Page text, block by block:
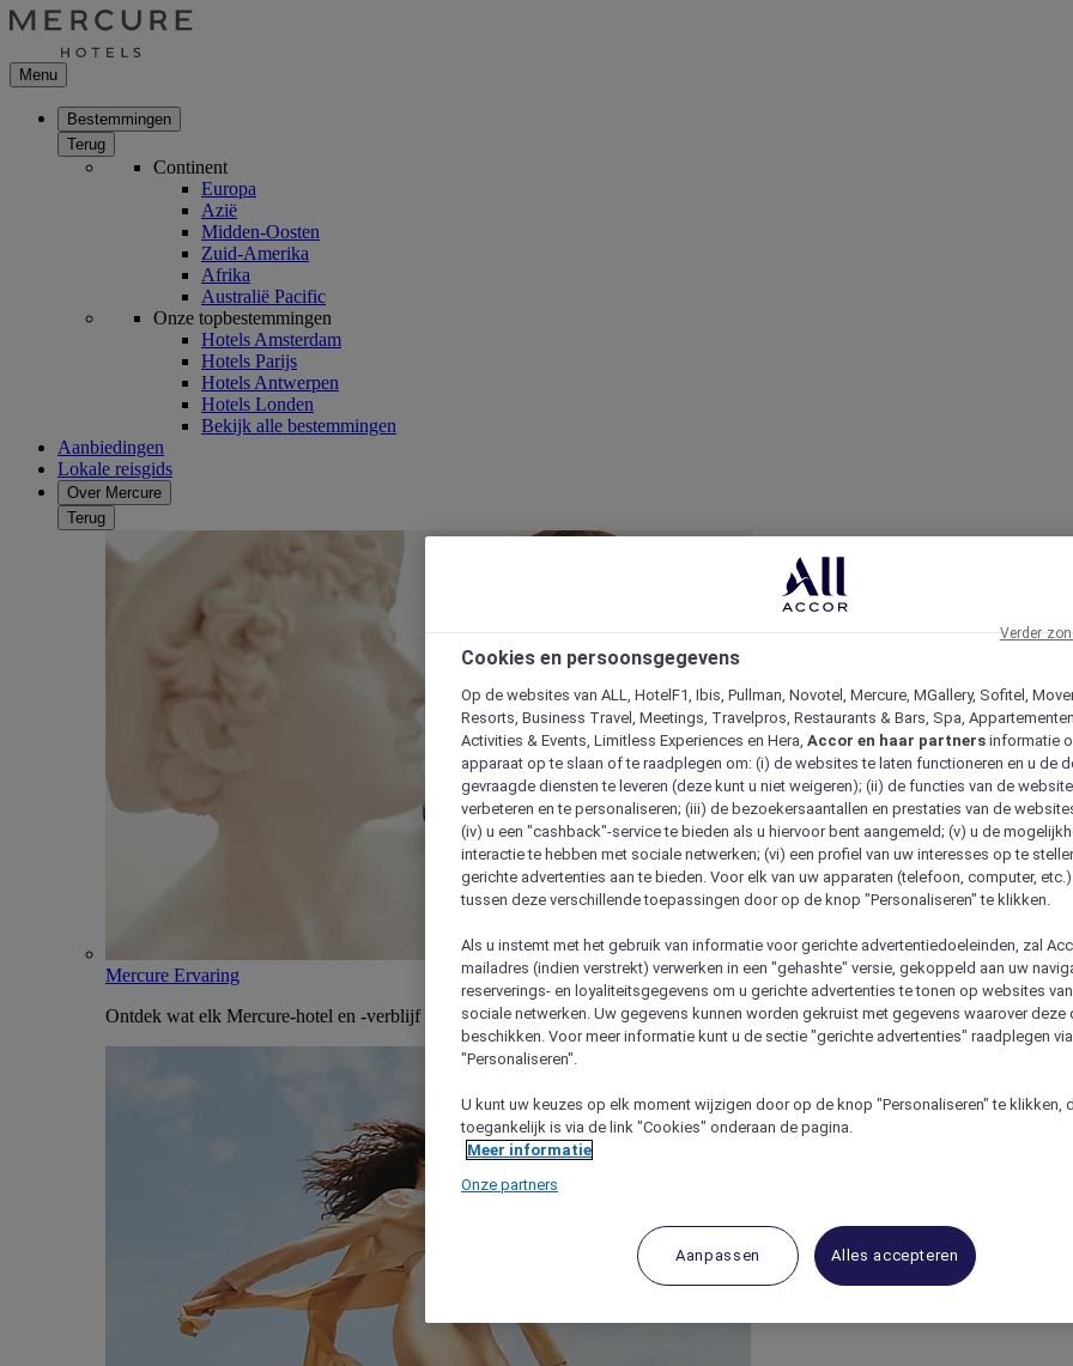
Menu
Bestemmingen
Terug
Continent
Europa
Azië
Midden-Oosten
Zuid-Amerika
Afrika
Australië Pacific
Onze topbestemmingen
Hotels Amsterdam
Hotels Parijs
Hotels Antwerpen
Hotels Londen
Bekijk alle bestemmingen
Aanbiedingen
Lokale reisgids
Over Mercure
Terug
Mercure Ervaring
Ontdek wat elk Mercure-hotel en -verblijf uniek maakt
Cookies en persoonsgegevens
Op de websites van ALL, HotelF1, Ibis, Pullman, Novotel, Mercure, MGallery, Sofitel,
Resorts, Business Travel, Meetings, Travelpros, Restaurants & Bars, Spa,
Activities & Events, Limitless Experiences en Hera, Accor en haar partners informatie
apparaat op te slaan of te raadplegen om: (i) de websites te laten functioneren en u de
gevraagde diensten te leveren (deze kunt u niet weigeren); (ii) de functies van de
verbeteren en te personaliseren; (iii) de bezoekersaantallen en prestaties van de
(iv) u een "cashback"-service te bieden als u hiervoor bent aangemeld; (v) u de
interactie te hebben met sociale netwerken; (vi) een profiel van uw interesses op te
gerichte advertenties aan te bieden. Voor elk van uw apparaten (telefoon, computer,
tussen deze verschillende toepassingen door op de knop "Personaliseren" te klikken.
Als u instemt met het gebruik van informatie voor gerichte advertentiedoeleinden, zal
mailadres (indien verstrekt) verwerken in een "gehashte" versie, gekoppeld aan uw
reserverings- en loyaliteitsgegevens om u gerichte advertenties te tonen op websites
sociale netwerken. Uw gegevens kunnen worden gekruist met gegevens waarover deze
beschikken. Voor meer informatie kunt u de sectie "gerichte advertenties" raadplegen
"Personaliseren".
U kunt uw keuzes op elk moment wijzigen door op de knop "Personaliseren" te klikken,
toegankelijk is via de link "Cookies" onderaan de pagina.
Meer informatie
Onze partners
Aanpassen Alles accepteren
Verder